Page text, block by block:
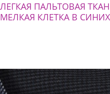
ЛЕГКАЯ ПАЛЬТОВАЯ
МЕЛКАЯ КЛЕТКА В